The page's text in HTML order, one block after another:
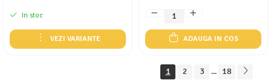
In stoc
VEZI VARIANTE ADAUGA IN COS
1 2 3 ... 18